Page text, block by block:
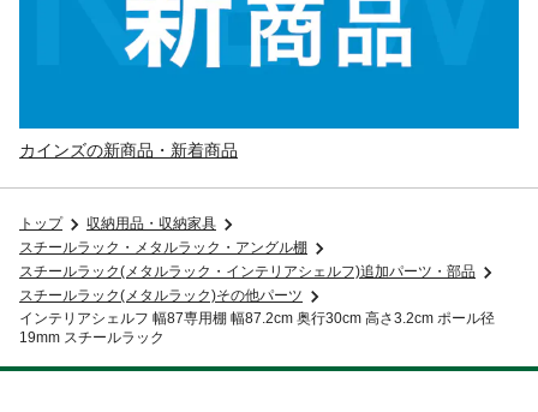
カインズの新商品・新着商品
トップ
収納用品・収納家具
スチールラック・メタルラック・アングル棚
スチールラック(メタルラック・インテリアシェルフ)追加パーツ・部品
スチールラック(メタルラック)その他パーツ
インテリアシェルフ 幅87専用棚 幅87.2cm 奥行30cm 高さ3.2cm ポール径
19mm スチールラック